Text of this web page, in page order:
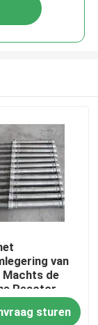
van
Machts de
Reactor
Omvormer
sturen